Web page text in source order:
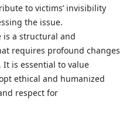
to victims’ invisibility
the issue.
is a structural and
requires profound changes
is essential to value
ethical and humanized
respect for